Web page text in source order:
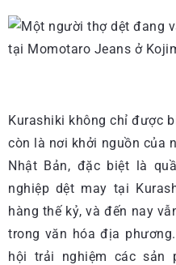
Kurashiki không chỉ được
còn là nơi khởi nguồn của
Nhật Bản, đặc biệt là
nghiệp dệt may tại
hàng thế kỷ, và đến nay
trong văn hóa địa
hội trải nghiệm các sản